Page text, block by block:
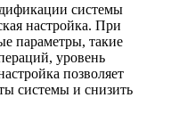
системы
настройка. При
параметры, такие
уровень
позволяет
системы и снизить